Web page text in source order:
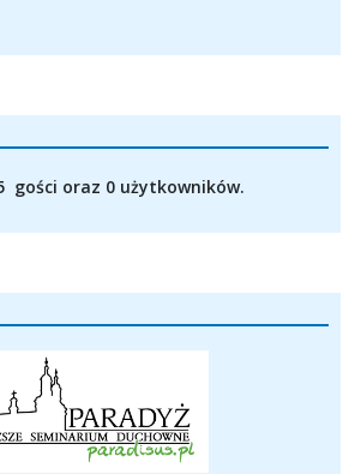
gości oraz 0 użytkowników.